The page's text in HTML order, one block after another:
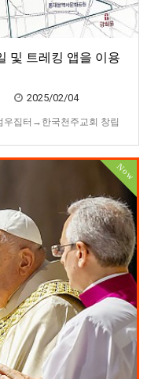
및 트레킹 앱을 이용
2025/02/04
우집터→한국천주교회 창립
→ 가톨릭대학교 성신교정
앱을 이용하여 성지 찾아가기
Now